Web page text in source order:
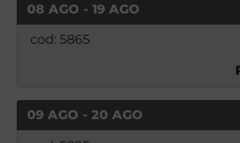
08 AGO - 19 AGO
cod: 5865
09 AGO - 20 AGO